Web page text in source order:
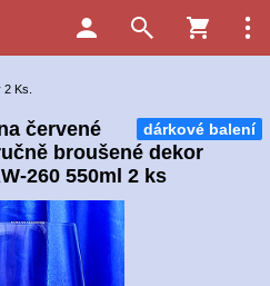
Ks.
dárkové balení
červené
broušené dekor
260 550ml 2 ks